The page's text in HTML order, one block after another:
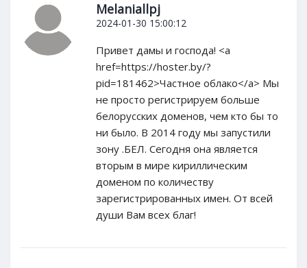
Melaniallpj
2024-01-30 15:00:12
Привет дамы и господа! <a
href=https://hoster.by/?
pid=181462>Частное облако</a> Мы
не просто регистрируем больше
белорусских доменов, чем кто бы то
ни было. В 2014 году мы запустили
зону .БЕЛ. Сегодня она является
вторым в мире кириллическим
доменом по количеству
зарегистрированных имен. От всей
души Вам всех благ!